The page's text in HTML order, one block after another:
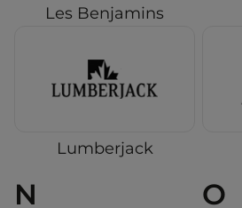
Les Benjamins
Lumberjack
N O